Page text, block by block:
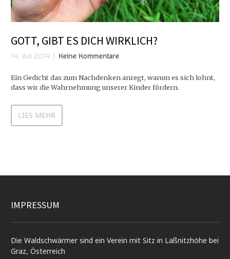
GOTT, GIBT ES DICH WIRKLICH?
14. Juli 2014 Keine Kommentare
Ein Gedicht das zum Nachdenken anregt, warum es sich lohnt,
dass wir die Wahrnehmung unserer Kinder fördern.
LIES MEHR
IMPRESSUM
Die Waldschwärmer sind ein Verein mit Sitz in Laßnitzhöhe bei
Graz, Österreich